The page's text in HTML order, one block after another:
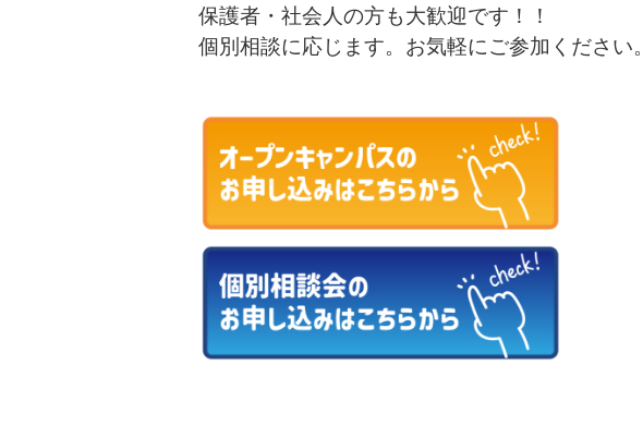
保護者・社会人の方も大歓迎です！！
個別相談に応じます。お気軽にご参加ください。